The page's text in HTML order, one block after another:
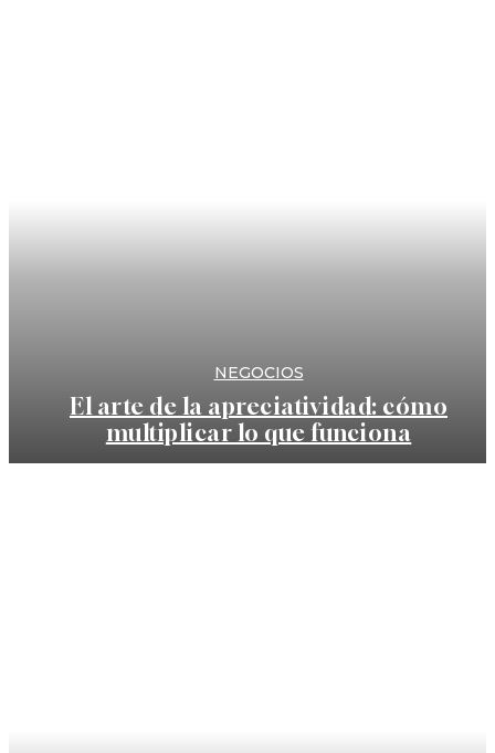
NEGOCIOS
El arte de la apreciatividad: cómo
multiplicar lo que funciona